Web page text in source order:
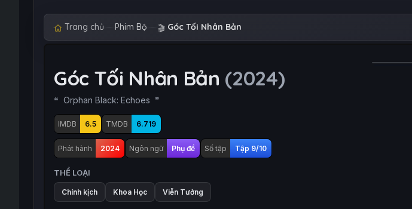
Trang chủ Phim Bộ 🎬 Góc Tối Nhân Bản
Góc Tối Nhân Bản (2024)
Orphan Black: Echoes
IMDB 6.5 TMDB 6.719
Phát hành 2024 Ngôn ngữ Phụ đề Số tập Tập 9/10
THỂ LOẠI
Chính kịch Khoa Học Viễn Tưởng